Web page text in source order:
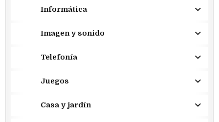
Informática
Imagen y sonido
Telefonía
Juegos
Casa y jardín